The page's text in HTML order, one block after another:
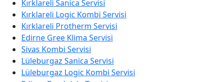
Kırklareli Sanica Servisi
Kırklareli Logic Kombi Servisi
Kırklareli Protherm Servisi
Edirne Gree Klima Servisi
Sivas Kombi Servisi
Lüleburgaz Sanica Servisi
Lüleburgaz Logic Kombi Servisi